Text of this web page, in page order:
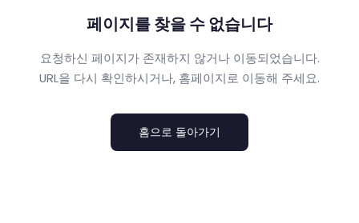
페이지를 찾을 수 없습니다
요청하신 페이지가 존재하지 않거나 이동되었습니다.
URL을 다시 확인하시거나, 홈페이지로 이동해 주세요.
홈으로 돌아가기